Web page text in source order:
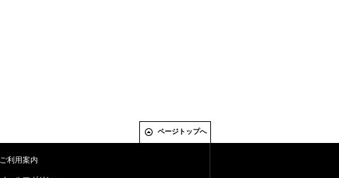
ページトップへ
ご利用案内